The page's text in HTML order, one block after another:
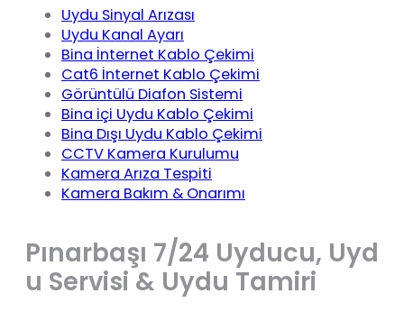
Uydu Sinyal Arızası
Uydu Kanal Ayarı
Bina İnternet Kablo Çekimi
Cat6 İnternet Kablo Çekimi
Görüntülü Diafon Sistemi
Bina içi Uydu Kablo Çekimi
Bina Dışı Uydu Kablo Çekimi
CCTV Kamera Kurulumu
Kamera Arıza Tespiti
Kamera Bakım & Onarımı
Pınarbaşı 7/24 Uyducu, Uyd
u Servisi & Uydu Tamiri